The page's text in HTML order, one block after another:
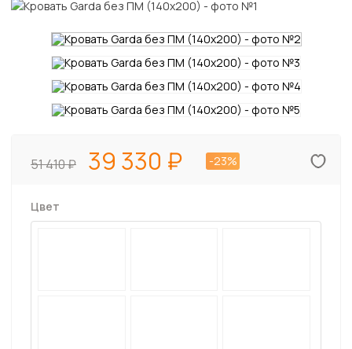
51 410 39 330 -23%
Цвет